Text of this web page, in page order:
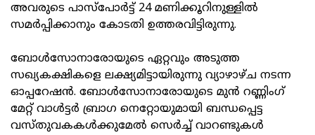
അവരുടെ പാസ്‌പോര്‍ട്ട് 24 മണിക്കൂറിനുള്ളില്‍
സമര്‍പ്പിക്കാനും കോടതി ഉത്തരവിട്ടിരുന്നു.
ബോള്‍സോനാരോയുടെ ഏറ്റവും അടുത്ത
സഖ്യകക്ഷികളെ ലക്ഷ്യമിട്ടായിരുന്നു വ്യാഴാഴ്ച നടന്ന
ഓപ്പറേഷന്‍. ബോള്‍സോനാരോയുടെ മുന്‍ റണ്ണിംഗ്
മേറ്റ് വാള്‍ട്ടര്‍ ബ്രാഗ നെറ്റോയുമായി ബന്ധപ്പെട്ട
വസ്തുവകകള്‍ക്കുമേല്‍ സെര്‍ച്ച് വാറണ്ടുകള്‍